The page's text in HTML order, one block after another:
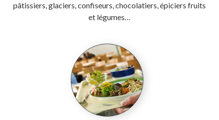
pâtissiers, glaciers, confiseurs, chocolatiers, épiciers fruits
et légumes…